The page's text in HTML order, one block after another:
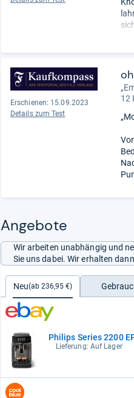
Erschienen: 15.09.2023
Details zum Test
12
Angebote
Wir arbeiten unabhängig und
Sie uns dabei. Wir erhalten
Neu(ab 236,95 €)
Philips Series 2200
Lieferung: Auf Lager